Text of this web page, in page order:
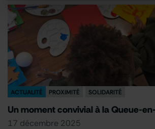
ACTUALITÉ PROXIMITÉ SOLIDARITÉ
Un moment convivial à la Queue-
17 décembre 2025